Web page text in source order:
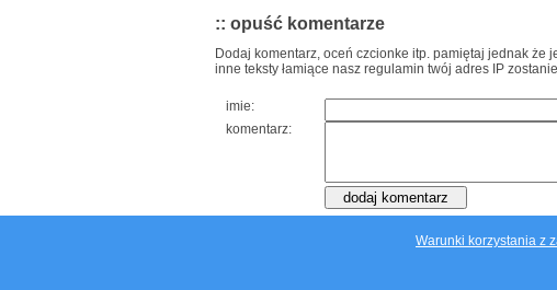
:: opuść komentarze
Dodaj komentarz, oceń czcionke itp. pamiętaj jednak że
inne teksty łamiące nasz regulamin twój adres IP
imie:
komentarz:
Warunki korzystania z